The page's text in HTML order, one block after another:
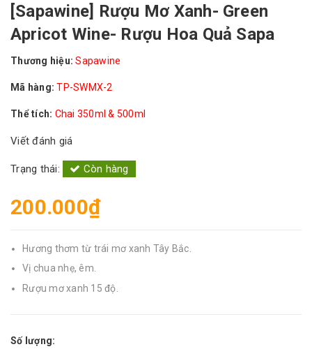
[Sapawine] Rượu Mơ Xanh- Green
Apricot Wine- Rượu Hoa Quả Sapa
Thương hiệu: Sapawine
Mã hàng: TP-SWMX-2
Thể tích: Chai 350ml & 500ml
Viết đánh giá
Trạng thái: Còn hàng
200.000₫
Hương thơm từ trái mơ xanh Tây Bắc.
Vị chua nhẹ, êm.
Rượu mơ xanh 15 độ.
Số lượng: